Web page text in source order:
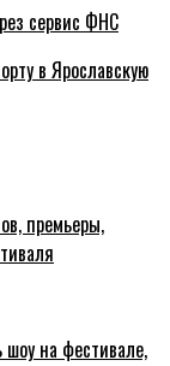
сервис ФНС
в Ярославскую
премьеры,
на фестивале,